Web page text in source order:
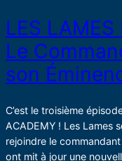
LES
Le
son
C’est le troisième
ACADEMY ! Les Lames
rejoindre le
ont mit à jour une